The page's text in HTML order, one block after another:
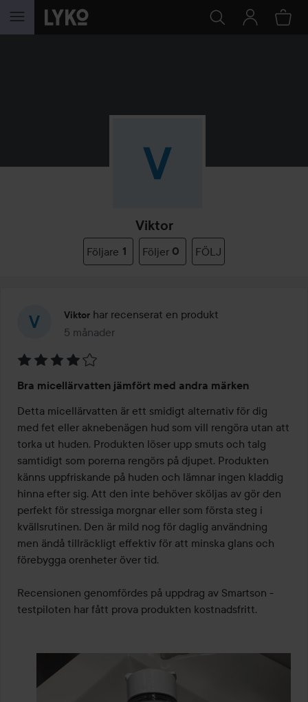
HOPPA TILL INNEHÅLLET
Viktor
Följare 1 Följer 0 FÖLJ
Viktor har recenserat en produkt
5 månader
Inlägget skapades 5 månader
4
av
5
Bra micellärvatten jämfört med andra märken
Detta micellärvatten är ett smidigt alternativ för dig
med fet eller aknebenägen hud som vill rengöra utan att
torka ut huden. Produkten löser upp smuts och talg
samtidigt som porerna rengörs på djupet. Produkten
känns uppfriskande på huden och lämnar ingen kladdig
hinna efter sig. Att den inte behöver sköljas av gör den
perfekt för stressiga morgnar eller som första steg i
kvällsrutinen. Den är mild nog för daglig användning
men ändå tillräckligt effektiv för att minska glans och
förebygga orenheter över tid.
Recensionen genomfördes på uppdrag av Smartson -
testpiloten har fått prova produkten kostnadsfritt.